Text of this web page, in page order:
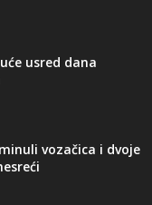
usred dana
vozačica i dvoje